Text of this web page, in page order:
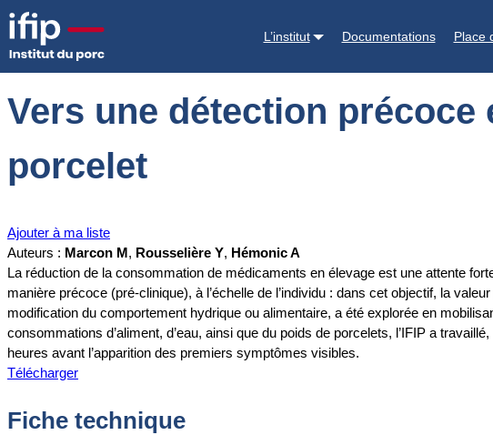
L’institut Documentations Place
Accueil Documentations
Vers une détection
porcelet
Ajouter à ma liste
Auteurs : Marcon M, Rousselière Y, Hémonic A
La réduction de la consommation de médicaments en élevage est une attente
manière précoce (pré-clinique), à l’échelle de l’individu : dans cet objectif, la
modification du comportement hydrique ou alimentaire, a été explorée en
consommations d’aliment, d’eau, ainsi que du poids de porcelets, l’IFIP a
heures avant l’apparition des premiers symptômes visibles.
Télécharger
Fiche technique